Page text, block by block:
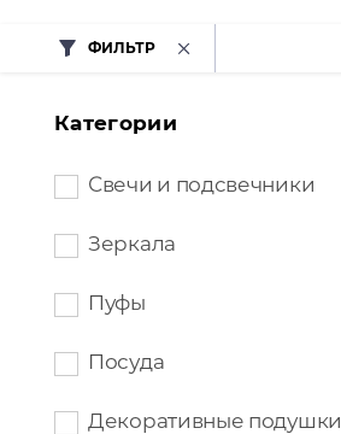
ФИЛЬТР
Категории
Свечи и подсвечники
Зеркала
Пуфы
Посуда
Декоративные подушки